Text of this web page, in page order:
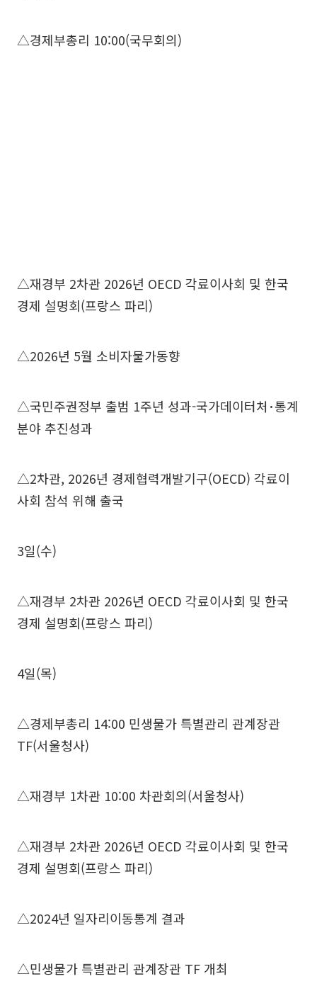
△경제부총리 10:00(국무회의)
△재경부 2차관 2026년 OECD 각료이사회 및 한국
경제 설명회(프랑스 파리)
△2026년 5월 소비자물가동향
△국민주권정부 출범 1주년 성과-국가데이터처･통계
분야 추진성과
△2차관, 2026년 경제협력개발기구(OECD) 각료이
사회 참석 위해 출국
3일(수)
△재경부 2차관 2026년 OECD 각료이사회 및 한국
경제 설명회(프랑스 파리)
4일(목)
△경제부총리 14:00 민생물가 특별관리 관계장관
TF(서울청사)
△재경부 1차관 10:00 차관회의(서울청사)
△재경부 2차관 2026년 OECD 각료이사회 및 한국
경제 설명회(프랑스 파리)
△2024년 일자리이동통계 결과
△민생물가 특별관리 관계장관 TF 개최